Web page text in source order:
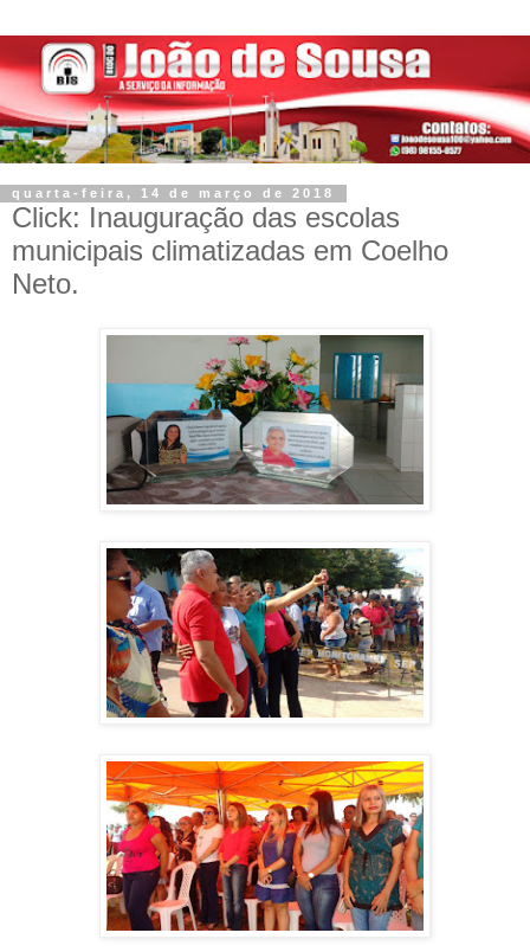
quarta-feira, 14 de março de 2018
Click: Inauguração das escolas
municipais climatizadas em Coelho
Neto.